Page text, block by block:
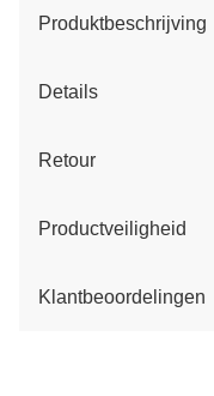
Produktbeschrijving
Details
Retour
Productveiligheid
Klantbeoordelingen